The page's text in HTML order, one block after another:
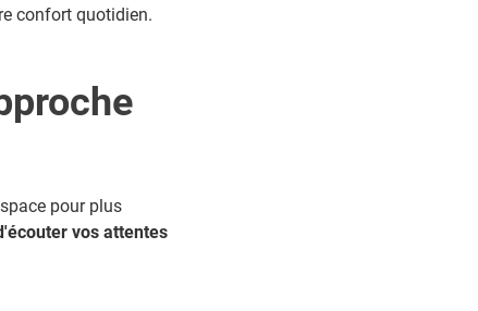
confort quotidien.
pour plus
vos attentes